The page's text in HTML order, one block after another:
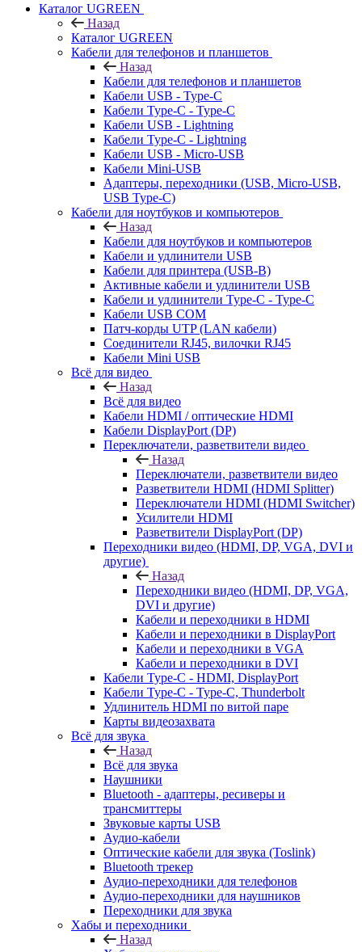
Каталог UGREEN
Назад
Каталог UGREEN
Кабели для телефонов и планшетов
Назад
Кабели для телефонов и планшетов
Кабели USB - Type-C
Кабели Type-C - Type-C
Кабели USB - Lightning
Кабели Type-C - Lightning
Кабели USB - Micro-USB
Кабели Mini-USB
Адаптеры, переходники (USB, Micro-USB,
USB Type-C)
Кабели для ноутбуков и компьютеров
Назад
Кабели для ноутбуков и компьютеров
Кабели и удлинители USB
Кабели для принтера (USB-B)
Активные кабели и удлинители USB
Кабели и удлинители Type-C - Type-C
Кабели USB COM
Патч-корды UTP (LAN кабели)
Соединители RJ45, вилочки RJ45
Кабели Mini USB
Всё для видео
Назад
Всё для видео
Кабели HDMI / оптические HDMI
Кабели DisplayPort (DP)
Переключатели, разветвители видео
Назад
Переключатели, разветвители видео
Разветвители HDMI (HDMI Splitter)
Переключатели HDMI (HDMI Switcher)
Усилители HDMI
Разветвители DisplayPort (DP)
Переходники видео (HDMI, DP, VGA, DVI и
другие)
Назад
Переходники видео (HDMI, DP, VGA,
DVI и другие)
Кабели и переходники в HDMI
Кабели и переходники в DisplayPort
Кабели и переходники в VGA
Кабели и переходники в DVI
Кабели Type-C - HDMI, DisplayPort
Кабели Type-C - Type-C, Thunderbolt
Удлинитель HDMI по витой паре
Карты видеозахвата
Всё для звука
Назад
Всё для звука
Наушники
Bluetooth - адаптеры, ресиверы и
трансмиттеры
Звуковые карты USB
Аудио-кабели
Оптические кабели для звука (Toslink)
Bluetooth трекер
Аудио-переходники для телефонов
Аудио-переходники для наушников
Переходники для звука
Хабы и переходники
Назад